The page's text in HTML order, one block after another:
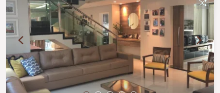
poliesportivo, comércios, restaurantes e
supermercados.